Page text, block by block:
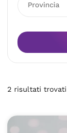
Provincia
2 risultati trovati